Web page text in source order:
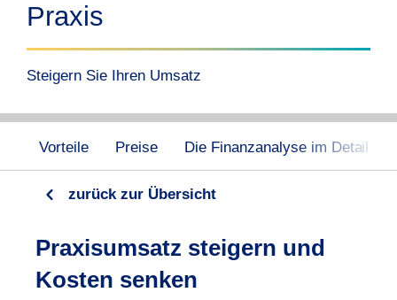
Praxis
Steigern Sie Ihren Umsatz
Vorteile Preise Die Finanzanalyse im Detail
zurück zur Übersicht
Praxisumsatz steigern und
Kosten senken